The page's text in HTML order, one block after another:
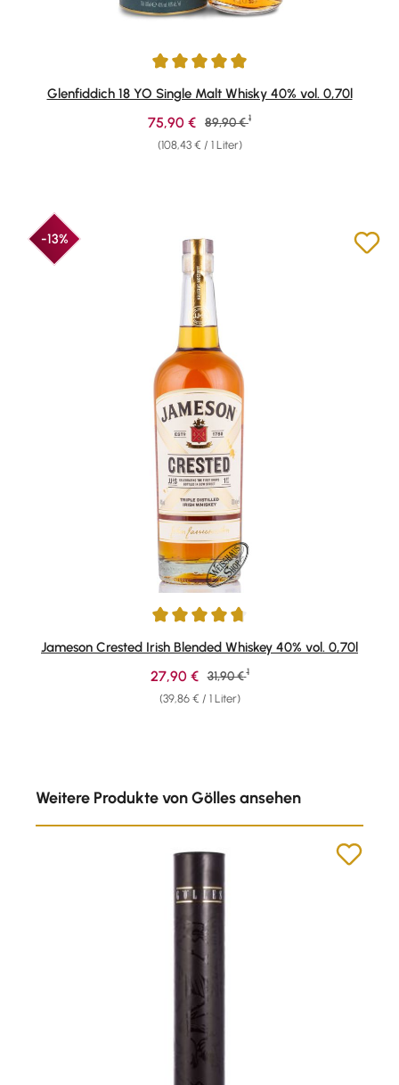
Durchschnittliche Bewertung von 4.88 von 5 Sternen
Glenfiddich 18 YO Single Malt Whisky 40% vol. 0,70l
(108,43 € / 1 Liter)
Verkaufspreis:
75,90 € Regulärer Preis:
89,90 € 1
-13%
Durchschnittliche Bewertung von 4.81 von 5 Sternen
Jameson Crested Irish Blended Whiskey 40% vol. 0,70l
(39,86 € / 1 Liter)
Verkaufspreis:
27,90 € Regulärer Preis:
31,90 € 1
Weitere Produkte von Gölles ansehen